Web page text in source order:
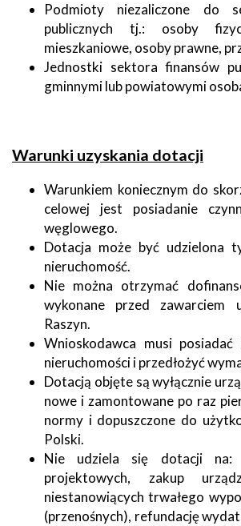
Podmioty niezaliczone do
publicznych tj.: osoby
mieszkaniowe, osoby prawne,
Jednostki sektora finansów
gminnymi lub powiatowymi
Warunki uzyskania dotacji
Warunkiem koniecznym do
celowej jest posiadanie
węglowego.
Dotacja może być udzielona
nieruchomość.
Nie można otrzymać
wykonane przed zawarciem
Raszyn.
Wnioskodawca musi
nieruchomości i przedłożyć
Dotacją objęte są wyłącznie
nowe i zamontowane po raz
normy i dopuszczone do
Polski.
Nie udziela się dotacji na:
projektowych, zakup
niestanowiących trwałego
(przenośnych), refundację